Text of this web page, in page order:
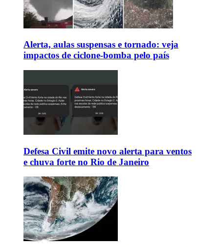
Alerta, aulas suspensas e tornado: veja
impactos de ciclone-bomba pelo país
Defesa Civil emite novo alerta para ventos
e chuva forte no Rio de Janeiro